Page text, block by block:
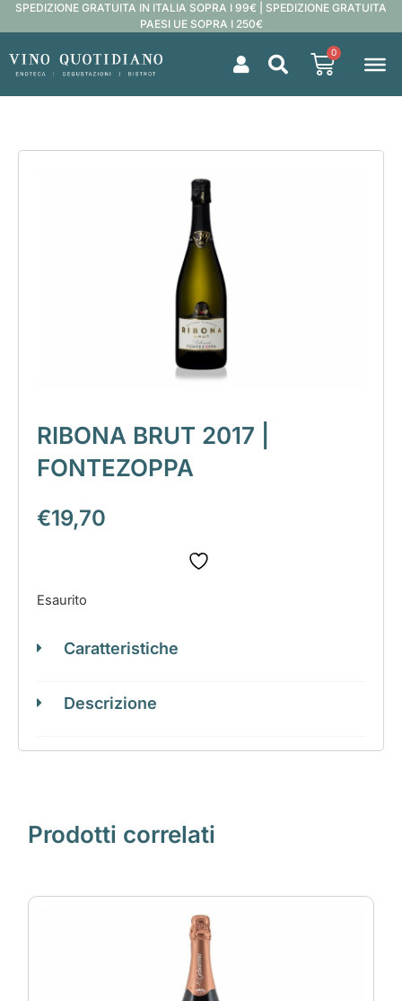
SPEDIZIONE GRATUITA IN ITALIA SOPRA I 99€ | SPEDIZIONE GRATUITA
PAESI UE SOPRA I 250€
0
RIBONA BRUT 2017 |
FONTEZOPPA
€19,70
Esaurito
Caratteristiche
Descrizione
Prodotti correlati